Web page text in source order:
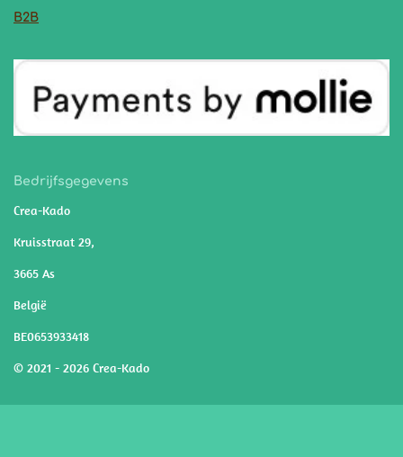
B2B
Bedrijfsgegevens
Crea-Kado
Kruisstraat 29,
3665 As
België
BE0653933418
© 2021 - 2026 Crea-Kado